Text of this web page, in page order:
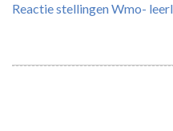
Reactie stellingen Wmo-